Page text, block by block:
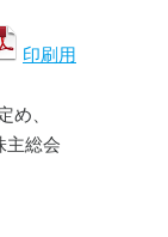
印刷用
め、
主総会